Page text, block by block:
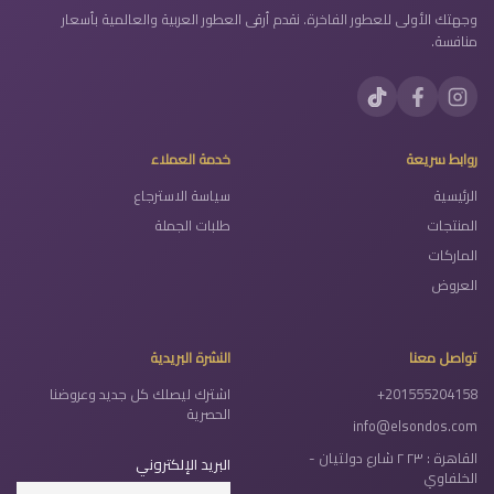
وجهتك الأولى للعطور الفاخرة. نقدم أرقى العطور العربية والعالمية بأسعار
منافسة.
روابط سريعة
الرئيسية
المنتجات
الماركات
العروض
خدمة العملاء
سياسة الاسترجاع
طلبات الجملة
تواصل معنا
+201555204158
info@elsondos.com
القاهرة : ٢٣ ٢ شارع دولتيان -
الخلفاوي
النشرة البريدية
اشترك ليصلك كل جديد وعروضنا
الحصرية
البريد الإلكتروني